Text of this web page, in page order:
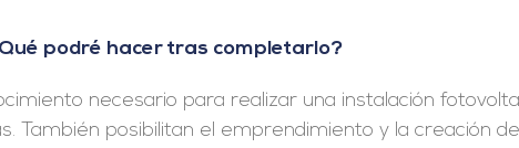
podré hacer tras completarlo?
necesario para realizar una instalación
También posibilitan el emprendimiento y la creación